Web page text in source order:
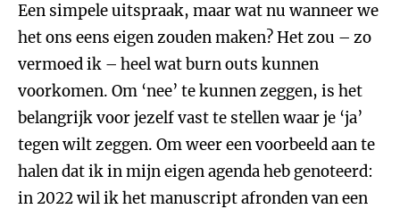
Een simpele uitspraak, maar wat nu wanneer we
het ons eens eigen zouden maken? Het zou – zo
vermoed ik – heel wat burn outs kunnen
voorkomen. Om ‘nee’ te kunnen zeggen, is het
belangrijk voor jezelf vast te stellen waar je ‘ja’
tegen wilt zeggen. Om weer een voorbeeld aan te
halen dat ik in mijn eigen agenda heb genoteerd:
in 2022 wil ik het manuscript afronden van een